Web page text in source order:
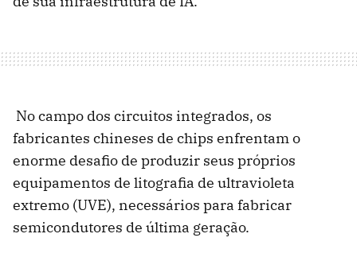
No campo dos circuitos integrados, os
fabricantes chineses de chips enfrentam o
enorme desafio de produzir seus próprios
equipamentos de litografia de ultravioleta
extremo (UVE), necessários para fabricar
semicondutores de última geração.